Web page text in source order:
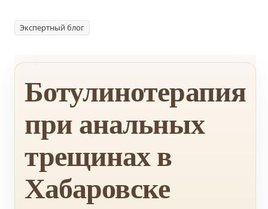
Экспертный блог
Ботулинотерапия
при анальных
трещинах в
Хабаровске